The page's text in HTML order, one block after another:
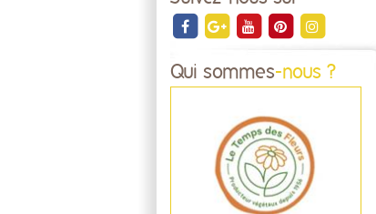
Qui sommes-nous ?